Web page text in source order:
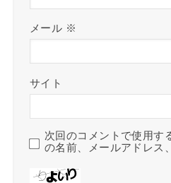
メール ※
サイト
次回のコメントで使用す
の名前、メールアドレス